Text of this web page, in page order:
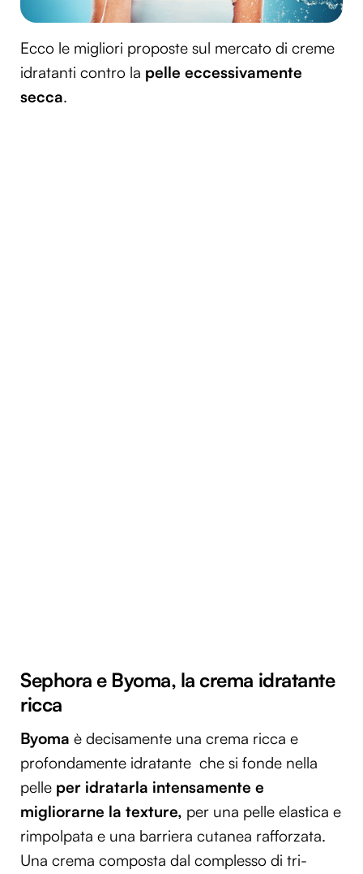
Ecco le migliori proposte sul mercato di creme
idratanti contro la pelle eccessivamente
secca.
Sephora e Byoma, la crema idratante
ricca
Byoma è decisamente una crema ricca e
profondamente idratante che si fonde nella
pelle per idratarla intensamente e
migliorarne la texture, per una pelle elastica e
rimpolpata e una barriera cutanea rafforzata.
Una crema composta dal complesso di tri-